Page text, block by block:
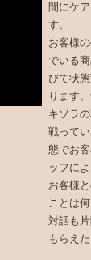
間にケ
す。
お客様
でいる
びて状
ります
キソラ
戦って
態でお
ッフに
お客様
ことは
対話も
もらえ